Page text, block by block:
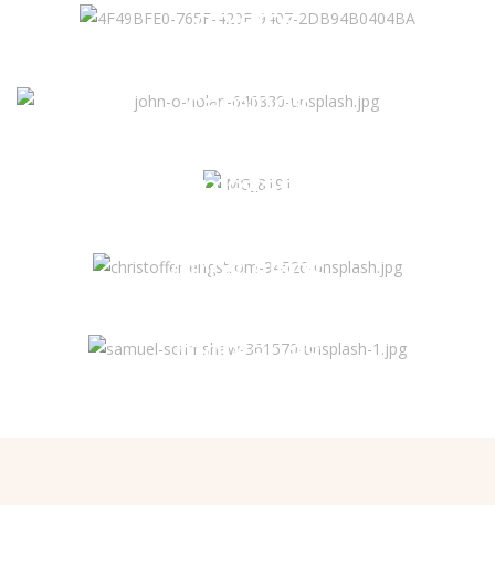
objetos
caminos
playas
otros sitios
montañas